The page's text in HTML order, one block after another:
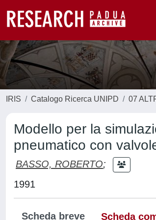
IRIS Catalogo Ricerca UNIPD 07
Modello per la
pneumatico con
BASSO, ROBERTO;
1991
Scheda breve Scheda